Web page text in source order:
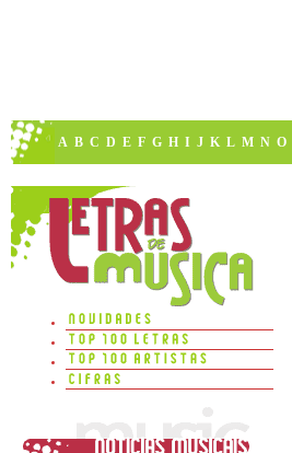
A B C D E F G H I J K L M N O